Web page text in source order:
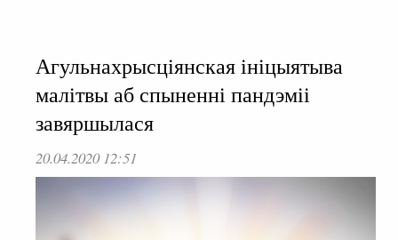
Агульнахрысціянская ініцыятыва
малітвы аб спыненні пандэміі
завяршылася
20.04.2020 12:51